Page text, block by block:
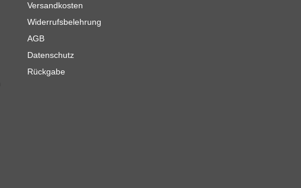
Versandkosten
Widerrufsbelehrung
AGB
Datenschutz
Rückgabe